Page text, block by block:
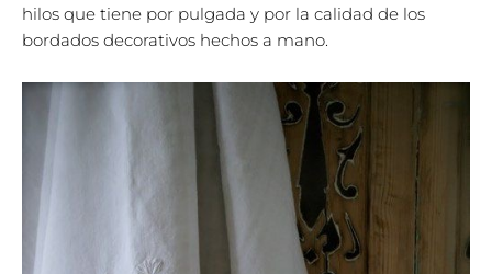
hilos que tiene por pulgada y por la calidad de los
bordados decorativos hechos a mano.